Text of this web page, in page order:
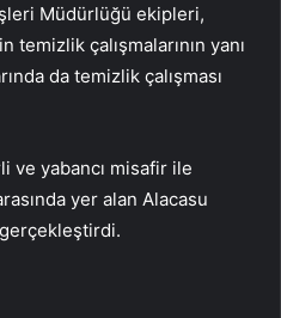
Müdürlüğü ekipleri,
temizlik çalışmalarının yanı
da temizlik çalışması
ve yabancı misafir ile
yer alan Alacasu
gerçekleştirdi.